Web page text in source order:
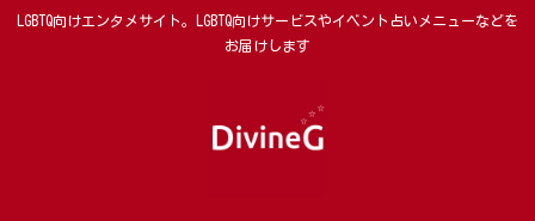
LGBTQ向けエンタメサイト。LGBTQ向けサービスやイベント占いメニューなどを
お届けします